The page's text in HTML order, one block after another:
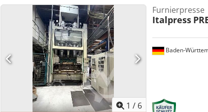
Geschlossene Sicherheitskabine Hydraulisches Presssystem
Formteilpresse
1 / 6
Baden-
Furnierpresse
Italpress